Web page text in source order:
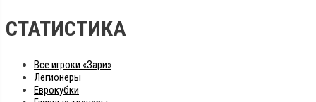
СТАТИСТИКА
Все игроки «Зари»
Легионеры
Еврокубки